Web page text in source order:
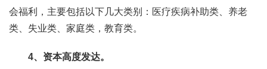
会福利，主要包括以下几大类别：医疗疾病补助类、养老
类、失业类、家庭类，教育类。
4、资本高度发达。